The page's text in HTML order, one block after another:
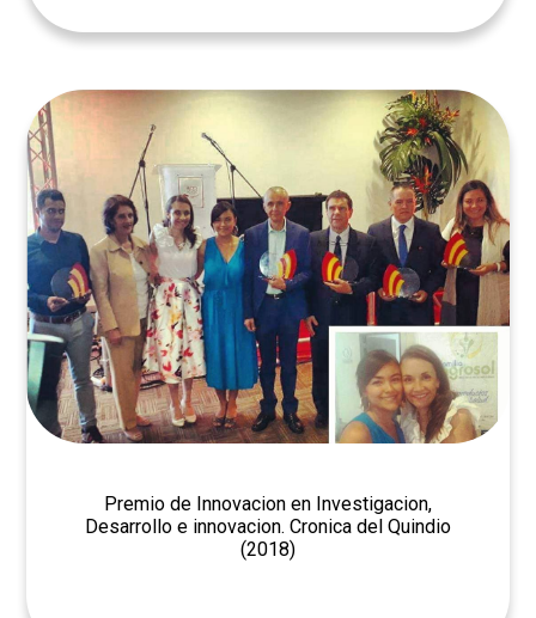
Premio de Innovacion en Investigacion,
Desarrollo e innovacion. Cronica del Quindio
(2018)